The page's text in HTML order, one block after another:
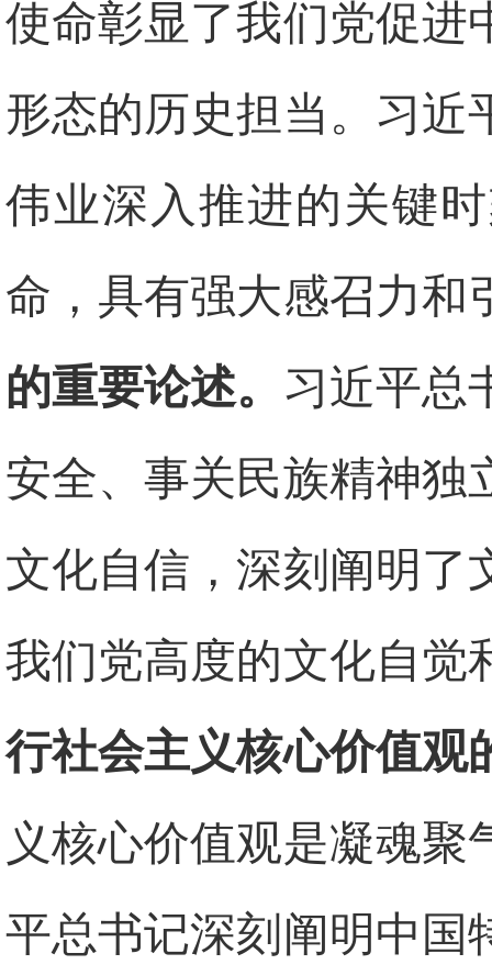
使命彰显了我们党促进
形态的历史担当。习近
伟业深入推进的关键
命，具有强大感召力和
的重要论述。 习近平总
安全、事关民族精神独
文化自信，深刻阐明了
我们党高度的文化自觉
行社会主义核心价值观
义核心价值观是凝魂
平总书记深刻阐明中国